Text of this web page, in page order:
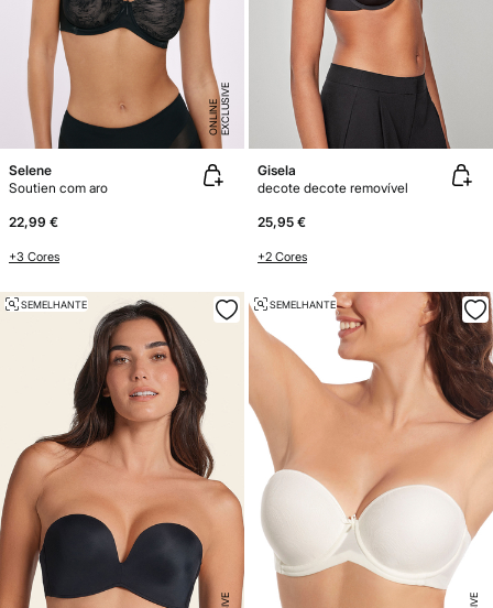
E
X
C
L
U
SI
V
E
O
N
LI
N
E
Selene
Soutien com aro
22,99 €
+3 Cores
Gisela
decote decote removível
25,95 €
+2 Cores
SEMELHANTE SEMELHANTE